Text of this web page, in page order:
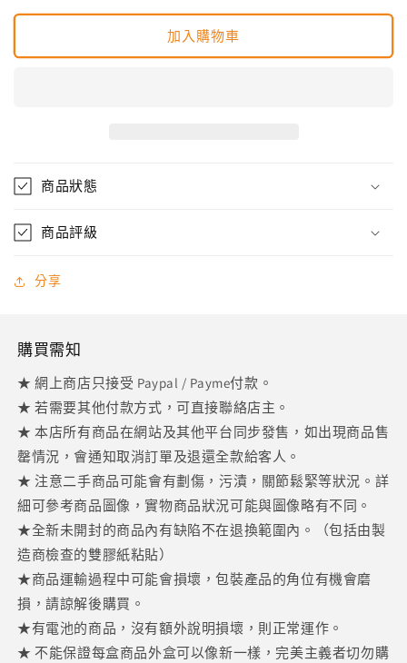
40th
-
坦
人
郵
數
量
減
少
40th
anniversary
-
量
增
加
加入購物車
商品狀態
商品評級
分享
購買需知
★ 網上商店只接受 Paypal / Payme付款。
★ 若需要其他付款方式，可直接聯絡店主。
★ 本店所有商品在網站及其他平台同步發售，如出現商品售
罄情況，會通知取消訂單及退還全款給客人。
★ 注意二手商品可能會有劃傷，污漬，關節鬆緊等狀況。詳
細可參考商品圖像，實物商品狀況可能與圖像略有不同。
★全新未開封的商品內有缺陷不在退換範圍內。（包括由製
造商檢查的雙膠紙粘貼）
★商品運輸過程中可能會損壞，包裝產品的角位有機會磨
損，請諒解後購買。
★有電池的商品，沒有額外說明損壞，則正常運作。
★ 不能保證每盒商品外盒可以像新一樣，完美主義者切勿購